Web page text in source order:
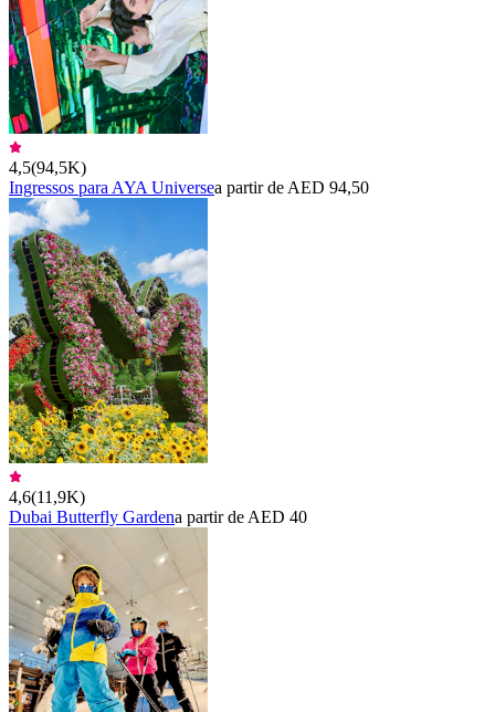
4,5(94,5K)
Ingressos para AYA Universea partir de AED 94,50
4,6(11,9K)
Dubai Butterfly Gardena partir de AED 40